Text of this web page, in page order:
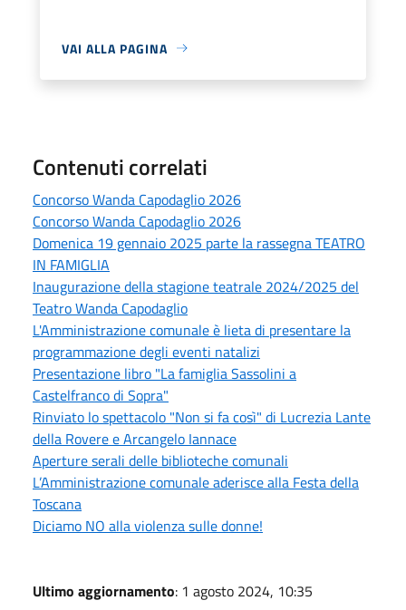
VAI ALLA PAGINA
Contenuti correlati
Concorso Wanda Capodaglio 2026
Concorso Wanda Capodaglio 2026
Domenica 19 gennaio 2025 parte la rassegna TEATRO
IN FAMIGLIA
Inaugurazione della stagione teatrale 2024/2025 del
Teatro Wanda Capodaglio
L'Amministrazione comunale è lieta di presentare la
programmazione degli eventi natalizi
Presentazione libro "La famiglia Sassolini a
Castelfranco di Sopra"
Rinviato lo spettacolo "Non si fa così" di Lucrezia Lante
della Rovere e Arcangelo Iannace
Aperture serali delle biblioteche comunali
L’Amministrazione comunale aderisce alla Festa della
Toscana
Diciamo NO alla violenza sulle donne!
Ultimo aggiornamento: 1 agosto 2024, 10:35